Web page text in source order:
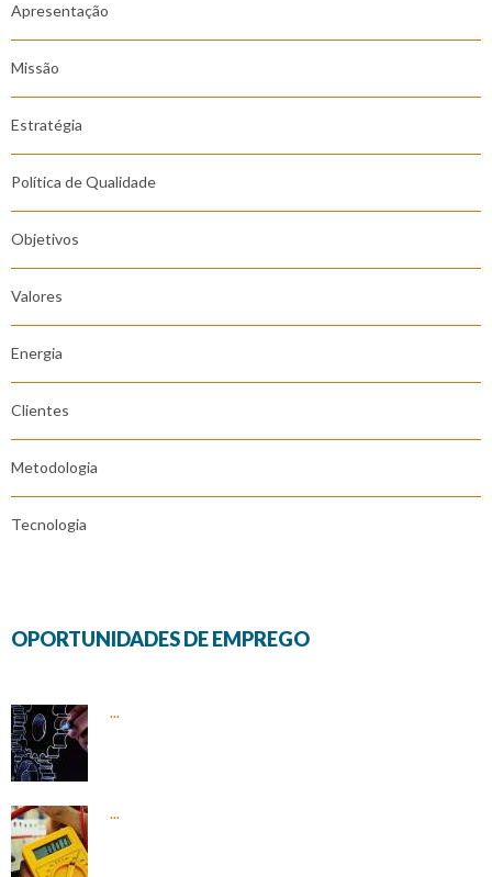
Apresentação
Missão
Estratégia
Política de Qualidade
Objetivos
Valores
Energia
Clientes
Metodologia
Tecnologia
OPORTUNIDADES DE EMPREGO
...
...